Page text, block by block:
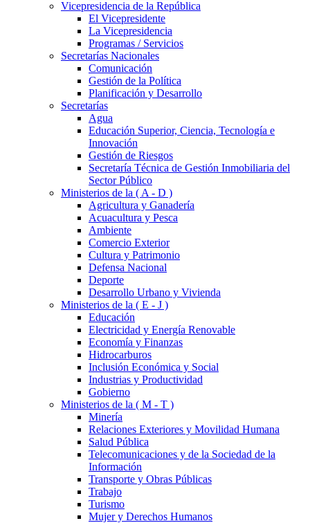
Vicepresidencia de la República
El Vicepresidente
La Vicepresidencia
Programas / Servicios
Secretarías Nacionales
Comunicación
Gestión de la Política
Planificación y Desarrollo
Secretarías
Agua
Educación Superior, Ciencia, Tecnología e
Innovación
Gestión de Riesgos
Secretaría Técnica de Gestión Inmobiliaria del
Sector Público
Ministerios de la ( A - D )
Agricultura y Ganadería
Acuacultura y Pesca
Ambiente
Comercio Exterior
Cultura y Patrimonio
Defensa Nacional
Deporte
Desarrollo Urbano y Vivienda
Ministerios de la ( E - J )
Educación
Electricidad y Energía Renovable
Economía y Finanzas
Hidrocarburos
Inclusión Económica y Social
Industrias y Productividad
Gobierno
Ministerios de la ( M - T )
Minería
Relaciones Exteriores y Movilidad Humana
Salud Pública
Telecomunicaciones y de la Sociedad de la
Información
Transporte y Obras Públicas
Trabajo
Turismo
Mujer y Derechos Humanos